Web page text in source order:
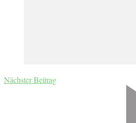
Nächster Beitrag